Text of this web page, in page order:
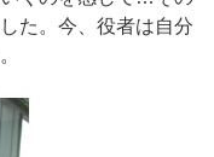
た。今、役者は自分